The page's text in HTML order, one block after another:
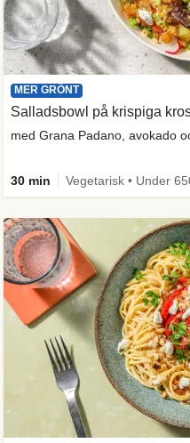
MER GRÖNT
Salladsbowl på krispiga
med Grana Padano, avokado
30 min